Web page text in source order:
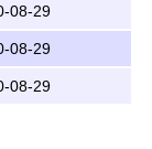
about
/ drawings...
08-29
08-29
08-29